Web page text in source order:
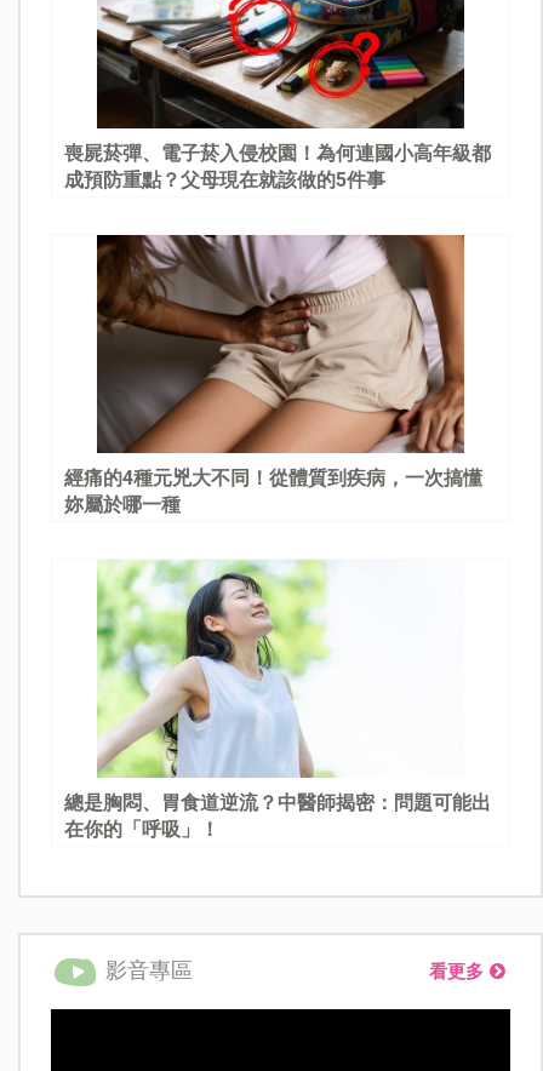
喪屍菸彈、電子菸入侵校園！為何連國小高年級都
成預防重點？父母現在就該做的5件事
經痛的4種元兇大不同！從體質到疾病，一次搞懂
妳屬於哪一種
總是胸悶、胃食道逆流？中醫師揭密：問題可能出
在你的「呼吸」！
影音專區 看更多